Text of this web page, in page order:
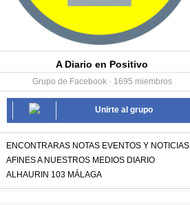
A Diario en Positivo
Grupo de Facebook · 1695 miembros
Unirte al grupo
ENCONTRARAS NOTAS EVENTOS Y NOTICIAS
AFINES A NUESTROS MEDIOS DIARIO
ALHAURIN 103 MÁLAGA